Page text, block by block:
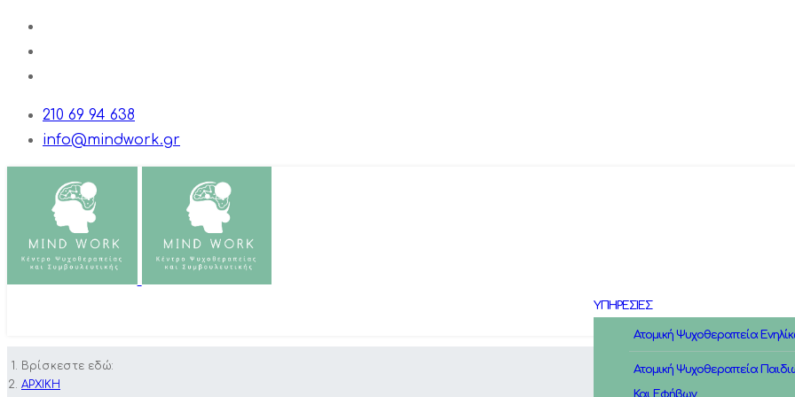
210 69 94 638
info@mindwork.gr
ΥΠΗΡΕΣΙΕΣ
Ατομική Ψυχοθεραπεία
Ατομική Ψυχοθεραπεία
Και Εφήβων
Βρίσκεστε εδώ:
ΑΡΧΙΚΗ